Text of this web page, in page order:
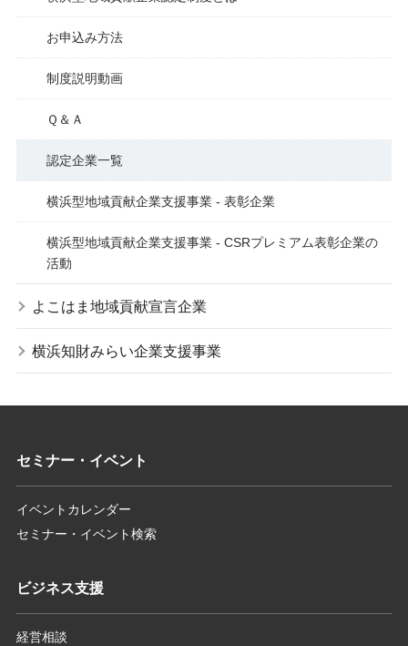
お申込み方法
制度説明動画
Ｑ＆Ａ
認定企業一覧
横浜型地域貢献企業支援事業 - 表彰企業
横浜型地域貢献企業支援事業 - CSRプレミアム表彰企業の
活動
よこはま地域貢献宣言企業
横浜知財みらい企業支援事業
セミナー・イベント
イベントカレンダー
セミナー・イベント検索
ビジネス支援
経営相談